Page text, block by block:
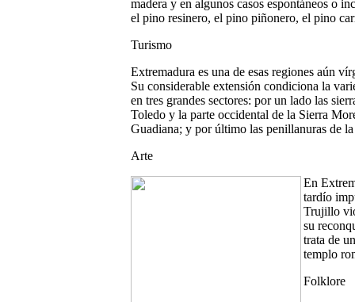
madera y en algunos casos espontáneos o
el pino resinero, el pino piñonero, el pino
Turismo
Extremadura es una de esas regiones aún
Su considerable extensión condiciona la
en tres grandes sectores: por un lado las
Toledo y la parte occidental de la Sierra
Guadiana; y por último las penillanuras de
Arte
En
tardío
Trujillo
su
trata de
templo
Folklore